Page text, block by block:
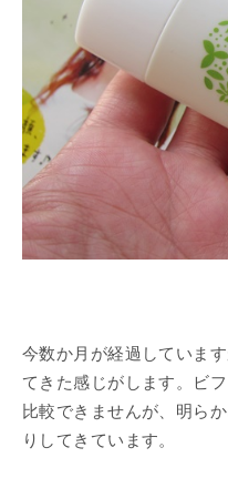
今数か月が経過していま
てきた感じがします。ビ
比較できませんが、明ら
りしてきています。